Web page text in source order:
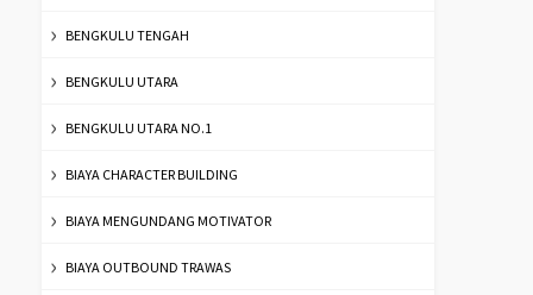
BENGKULU TENGAH
BENGKULU UTARA
BENGKULU UTARA NO.1
BIAYA CHARACTER BUILDING
BIAYA MENGUNDANG MOTIVATOR
BIAYA OUTBOUND TRAWAS